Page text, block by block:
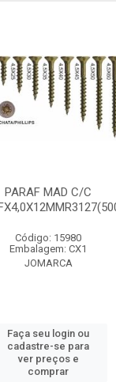
PARAF MAD C/C
Código: 15980
Embalagem: CX1
JOMARCA
Faça seu login ou
cadastre-se para
ver preços e
comprar